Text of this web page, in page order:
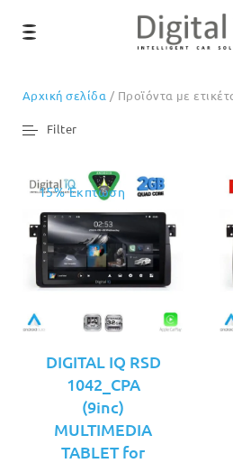
Αρχική σελίδα / Προϊόντα με
Filter
15% Έκπτωση
DIGITAL IQ RSD
1042_CPA
(9inc)
MULTIMEDIA
TABLET for